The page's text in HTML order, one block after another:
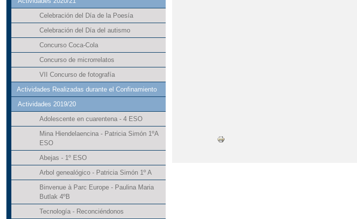
Celebración del Día de la Poesía
Celebración del Día del autismo
Concurso Coca-Cola
Concurso de microrrelatos
VII Concurso de fotografía
Actividades Realizadas durante el Confinamiento
Actividades 2019/20
Adolescente en cuarentena - 4 ESO
Mina Hiendelaencina - Patricia Simón 1ºA
ESO
Abejas - 1º ESO
Arbol genealógico - Patricia Simón 1º A
Binvenue à Parc Europe - Paulina Maria
Butlak 4ºB
Tecnología - Reconciéndonos